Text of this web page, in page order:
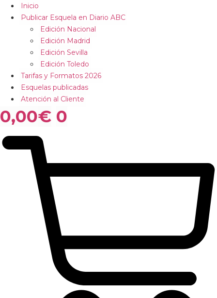
Inicio
Publicar Esquela en Diario ABC
Edición Nacional
Edición Madrid
Edición Sevilla
Edición Toledo
Tarifas y Formatos 2026
Esquelas publicadas
Atención al Cliente
0,00€ 0